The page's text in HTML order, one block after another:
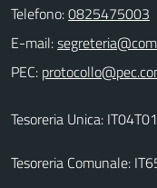
Telefono:0825475003
E-mail:
PEC:
Tesoreria Unica:
Tesoreria Comunale: